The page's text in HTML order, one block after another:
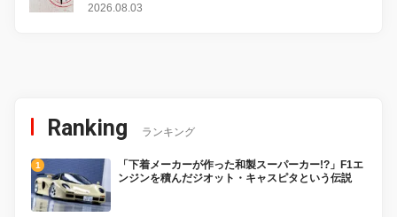
2026.08.03
Ranking ランキング
「下着メーカーが作った和製スーパーカー!?」F1エ
ンジンを積んだジオット・キャスピタという伝説